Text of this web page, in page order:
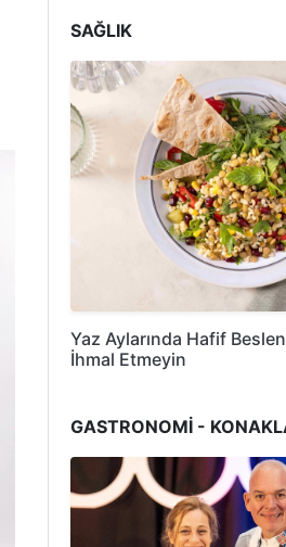
SAĞLIK
Yaz Aylarında Hafif
İhmal Etmeyin
GASTRONOMİ -